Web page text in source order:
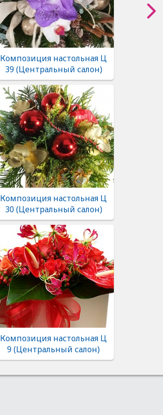
Композиция настольная Ц
39 (Центральный салон)
Композиция настольная Ц
30 (Центральный салон)
Композиция настольная Ц
9 (Центральный салон)